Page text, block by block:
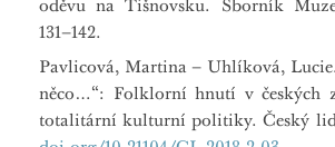
oděvu na Tišnovsku. Sborník
131–142.
Pavlicová, Martina – Uhlíková,
něco…“: Folklorní hnutí v českých
totalitární kulturní politiky. Český lid